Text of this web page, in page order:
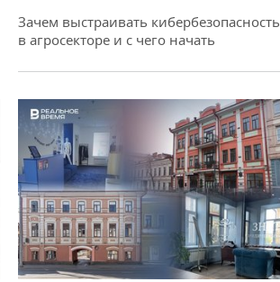
Зачем выстраивать кибербезопасность
в агросекторе и с чего начать